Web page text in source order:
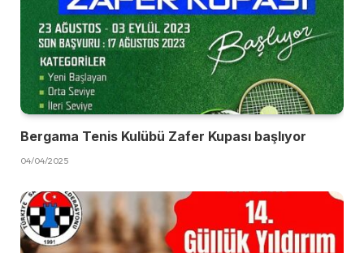
Bergama Tenis Kulübü Zafer Kupası başlıyor
04/04/2025